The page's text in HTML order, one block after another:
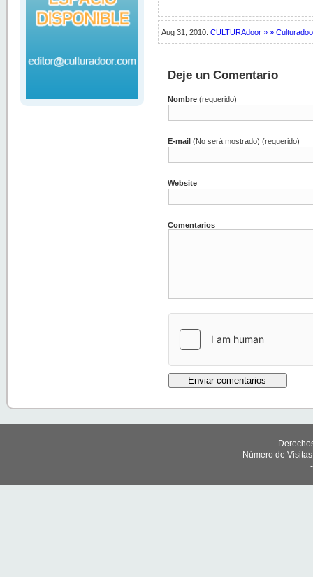
Aug 31, 2010:CULTURAdoor » »
Deje un Comentario
Nombre (requerido)
E-mail (No será mostrado) (requerido)
Website
Comentarios
- Número de